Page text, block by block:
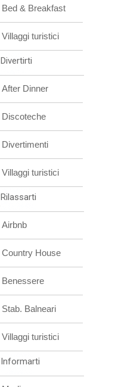
Bed & Breakfast
Villaggi turistici
Divertirti
After Dinner
Discoteche
Divertimenti
Villaggi turistici
Rilassarti
Airbnb
Country House
Benessere
Stab. Balneari
Villaggi turistici
Informarti